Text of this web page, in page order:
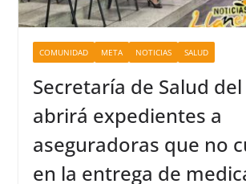
COMUNIDAD META NOTICIAS SALUD
Secretaría de Salud
abrirá expedientes a
aseguradoras que no
en la entrega de